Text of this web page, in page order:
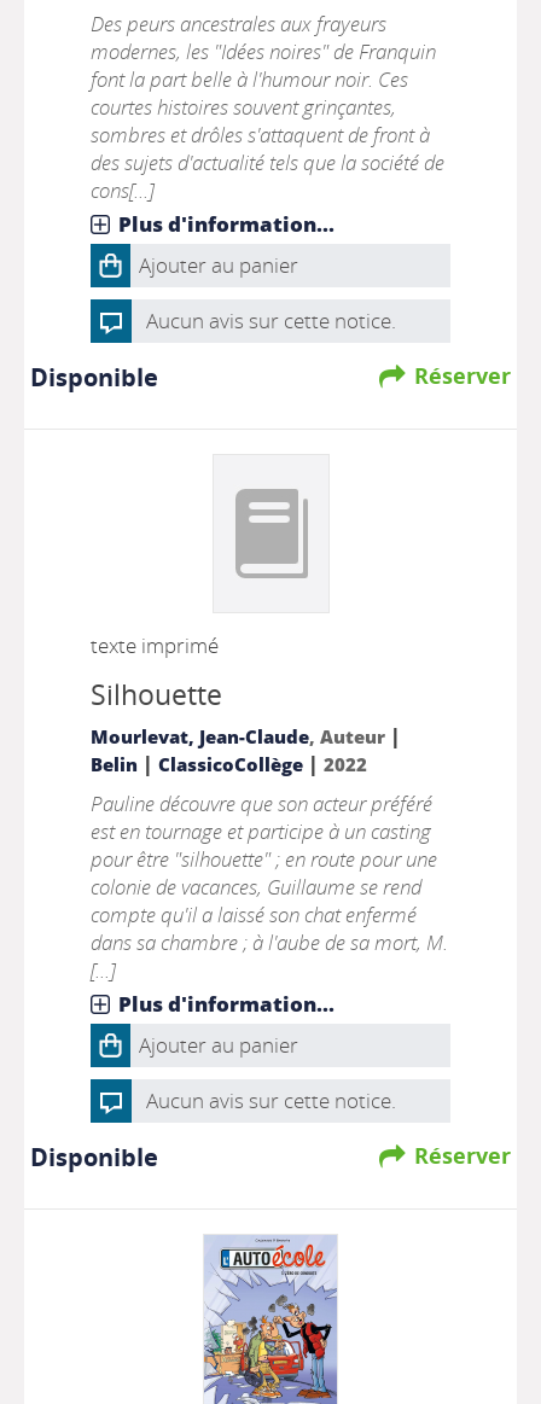
Des peurs ancestrales aux frayeurs
modernes, les "Idées noires" de Franquin
font la part belle à l'humour noir. Ces
courtes histoires souvent grinçantes,
sombres et drôles s'attaquent de front à
des sujets d'actualité tels que la société de
cons[...]
Plus d'information...
Ajouter au panier
Aucun avis sur cette notice.
Réserver
Disponible
texte imprimé
Silhouette
Mourlevat, Jean-Claude, Auteur |
Belin | ClassicoCollège| 2022
Pauline découvre que son acteur préféré
est en tournage et participe à un casting
pour être "silhouette" ; en route pour une
colonie de vacances, Guillaume se rend
compte qu'il a laissé son chat enfermé
dans sa chambre ; à l'aube de sa mort, M.
[...]
Plus d'information...
Ajouter au panier
Aucun avis sur cette notice.
Réserver
Disponible